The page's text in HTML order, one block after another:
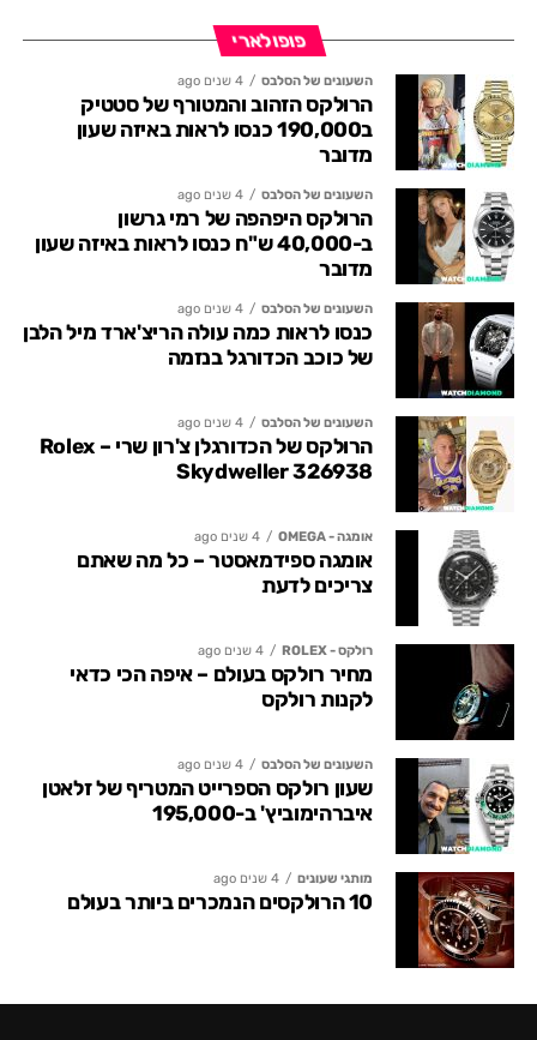
פופולארי
השעונים של הסלבס 4 שנים ago
הרולקס הזהוב והמטורף של סטטיק
ב190,000 כנסו לראות באיזה שעון
מדובר
השעונים של הסלבס 4 שנים ago
הרולקס היפהפה של רמי גרשון
ב-40,000 ש"ח כנסו לראות באיזה שעון
מדובר
השעונים של הסלבס 4 שנים ago
כנסו לראות כמה עולה הריצ'ארד מיל הלבן
של כוכב הכדורגל בנזמה
השעונים של הסלבס 4 שנים ago
הרולקס של הכדורגלן צ'רון שרי – Rolex
Skydweller 326938
אומגה - OMEGA 4 שנים ago
אומגה ספידמאסטר – כל מה שאתם
צריכים לדעת
רולקס - ROLEX 4 שנים ago
מחיר רולקס בעולם – איפה הכי כדאי
לקנות רולקס
השעונים של הסלבס 4 שנים ago
שעון רולקס הספרייט המטריף של זלאטן
איברהימוביץ' ב-195,000
מותגי שעונים 4 שנים ago
10 הרולקסים הנמכרים ביותר בעולם